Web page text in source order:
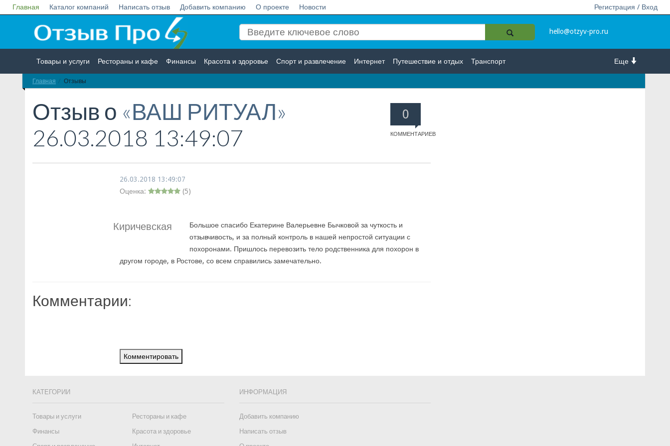
Главная Каталог компаний Написать отзыв Добавить компанию О проекте Новости Регистрация / Вход
hello@otzyv-pro.ru
Еще
Товары и услуги Рестораны и кафе Финансы Красота и здоровье Спорт и развлечение Интернет Путешествие и отдых Транспорт
Недвижимость
Главная Отзывы
0
КОММЕНТАРИЕВ
Отзыв о «ВАШ РИТУАЛ»
26.03.2018 13:49:07
26.03.2018 13:49:07
Оценка:
(5)
Киричевская
Большое спасибо Екатерине Валерьевне Бычковой за чуткость и
отзывчивость, и за полный контроль в нашей непростой ситуации с
похоронами. Пришлось перевозить тело родственника для похорон в
другом городе, в Ростове, со всем справились замечательно.
Комментарии:
Комментировать
КАТЕГОРИИ
Товары и услуги
Рестораны и кафе
Финансы
Красота и здоровье
ИНФОРМАЦИЯ
Добавить компанию
Написать отзыв